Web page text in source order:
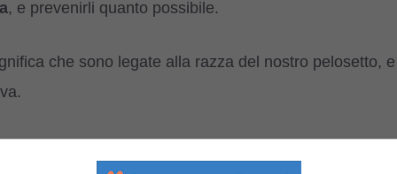
, e prevenirli quanto possibile.
che sono legate alla razza del nostro pelosetto, e
Terranova avrà tali problemi, ma solo che è più